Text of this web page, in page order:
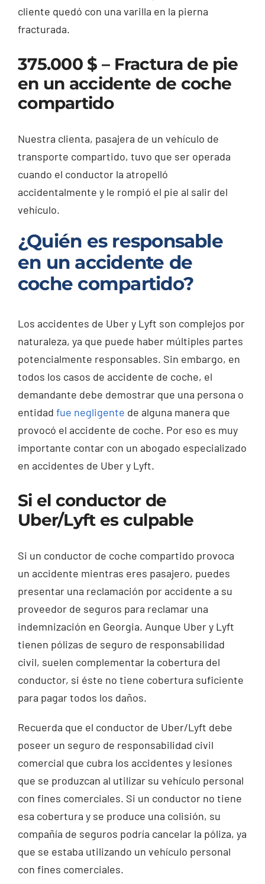
cliente quedó con una varilla en la pierna
fracturada.
375.000 $ – Fractura de pie
en un accidente de coche
compartido
Nuestra clienta, pasajera de un vehículo de
transporte compartido, tuvo que ser operada
cuando el conductor la atropelló
accidentalmente y le rompió el pie al salir del
vehículo.
¿Quién es responsable
en un accidente de
coche compartido?
Los accidentes de Uber y Lyft son complejos por
naturaleza, ya que puede haber múltiples partes
potencialmente responsables. Sin embargo, en
todos los casos de accidente de coche, el
demandante debe demostrar que una persona o
entidad fue negligente de alguna manera que
provocó el accidente de coche. Por eso es muy
importante contar con un abogado especializado
en accidentes de Uber y Lyft.
Si el conductor de
Uber/Lyft es culpable
Si un conductor de coche compartido provoca
un accidente mientras eres pasajero, puedes
presentar una reclamación por accidente a su
proveedor de seguros para reclamar una
indemnización en Georgia. Aunque Uber y Lyft
tienen pólizas de seguro de responsabilidad
civil, suelen complementar la cobertura del
conductor, si éste no tiene cobertura suficiente
para pagar todos los daños.
Recuerda que el conductor de Uber/Lyft debe
poseer un seguro de responsabilidad civil
comercial que cubra los accidentes y lesiones
que se produzcan al utilizar su vehículo personal
con fines comerciales. Si un conductor no tiene
esa cobertura y se produce una colisión, su
compañía de seguros podría cancelar la póliza, ya
que se estaba utilizando un vehículo personal
con fines comerciales.